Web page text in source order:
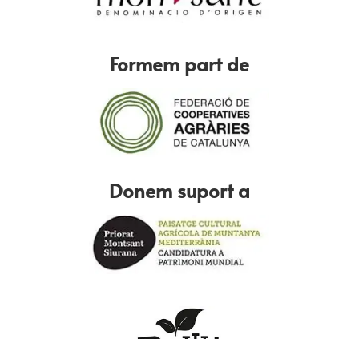
Formem part de
Donem suport a